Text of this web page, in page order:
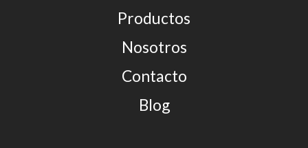
Productos
Nosotros
Contacto
Blog